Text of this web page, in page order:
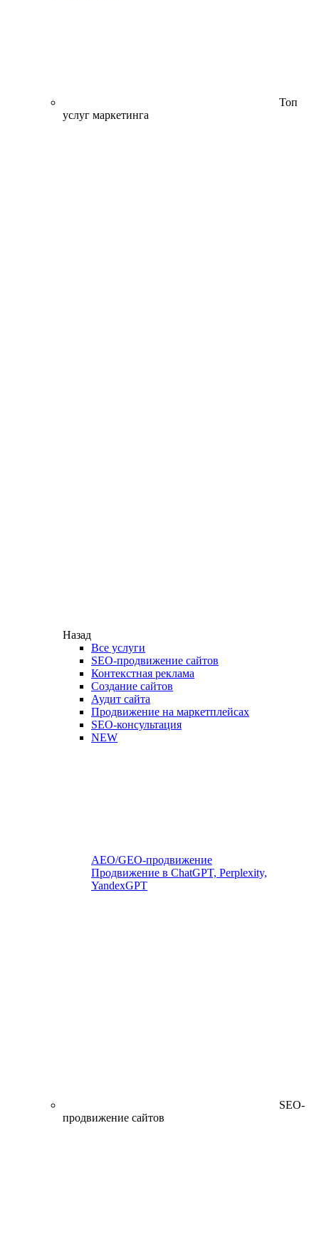
Топ
услуг маркетинга
Назад
Все услуги
SEO-продвижение сайтов
Контекстная реклама
Создание сайтов
Аудит сайта
Продвижение на маркетплейсах
SEO-консультация
NEW
AEO/GEO-продвижение
Продвижение в ChatGPT, Perplexity,
YandexGPT
SEO-
продвижение сайтов